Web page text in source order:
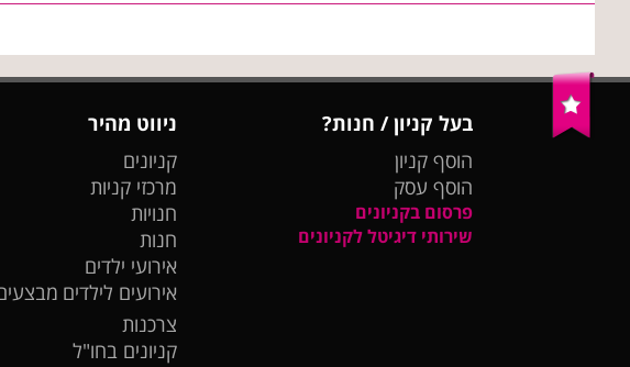
בעל קניון / חנות?
הוסף קניון
הוסף עסק
פרסום בקניונים
שירותי דיגיטל לקניונים
ניווט מהיר
קניונים
מרכזי קניות
חנויות
חנות
אירועי ילדים
אירועים לילדים
צרכנות
קניונים בחו"ל